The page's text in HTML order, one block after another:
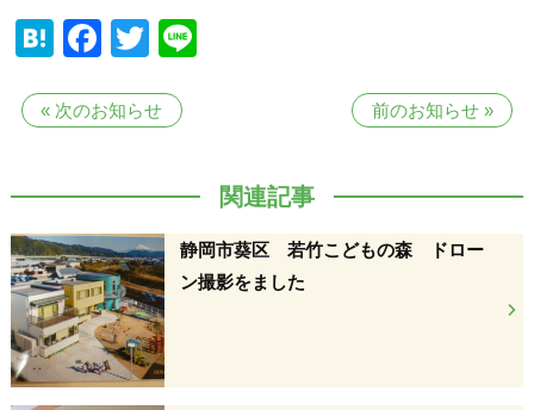
Hatena
Facebook
Twitter
前のお知らせ»
« 次のお知らせ
関連記事
静岡市葵区 若竹こどもの森 ドロー
ン撮影をました